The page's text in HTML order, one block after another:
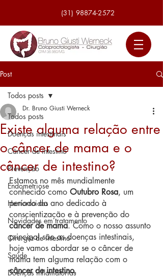
(31) 98874-2572
Post
Todos posts
Doenças intestinais
Câncer de intestino
Prevenção
Endometriose
Hemorroidas
Novidades em tratamento
Cirurgia de intestino
Saúde
Doenças inflamatórias
Todos posts
Existe alguma relação entre
o câncer de mama e o
câncer de intestino?
Dr. Bruno Giusti Werneck
Estamos no mês mundialmente
conhecido como Outubro Rosa, um
período do ano dedicado à
conscientização e à prevenção do
câncer de mama. Como o nosso assunto
principal são as doenças intestinais,
hoje vamos abordar se o câncer de
mama tem alguma relação com o
câncer de intestino.